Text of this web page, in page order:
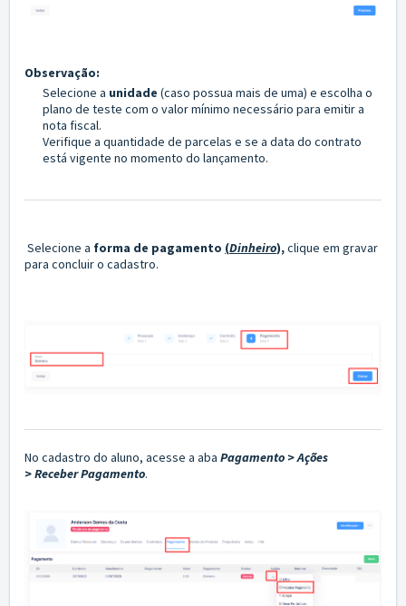
Observação:
Selecione a unidade (caso possua mais de uma) e escolha o
plano de teste com o valor mínimo necessário para emitir a
nota fiscal.
Verifique a quantidade de parcelas e se a data do contrato
está vigente no momento do lançamento.
Selecione a forma de pagamento (Dinheiro),clique em gravar
para concluir o cadastro.
No cadastro do aluno, acesse a aba Pagamento >Ações
>Receber Pagamento.